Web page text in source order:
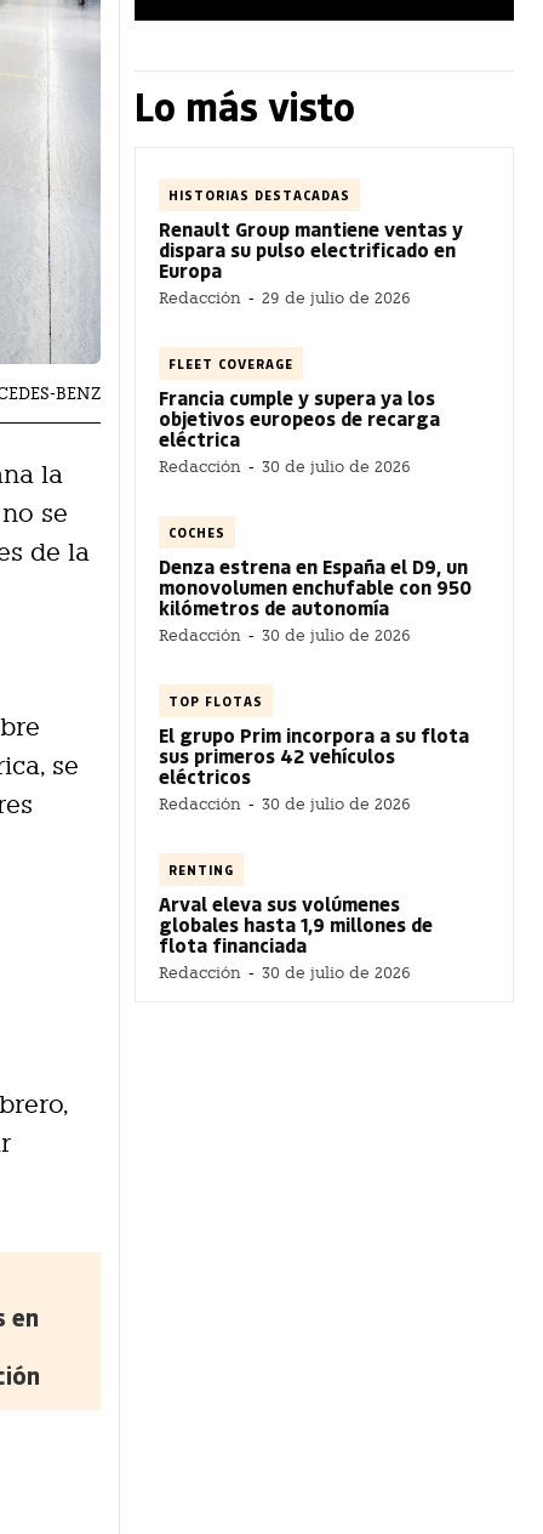
BENZ
la
se
de la
se
en
Lo más visto
HISTORIAS DESTACADAS
Renault Group mantiene ventas y
dispara su pulso electrificado en
Europa
Redacción - 29 de julio de 2026
FLEET COVERAGE
Francia cumple y supera ya los
objetivos europeos de recarga
eléctrica
Redacción - 30 de julio de 2026
COCHES
Denza estrena en España el D9, un
monovolumen enchufable con 950
kilómetros de autonomía
Redacción - 30 de julio de 2026
TOP FLOTAS
El grupo Prim incorpora a su flota
sus primeros 42 vehículos
eléctricos
Redacción - 30 de julio de 2026
RENTING
Arval eleva sus volúmenes
globales hasta 1,9 millones de
flota financiada
Redacción - 30 de julio de 2026